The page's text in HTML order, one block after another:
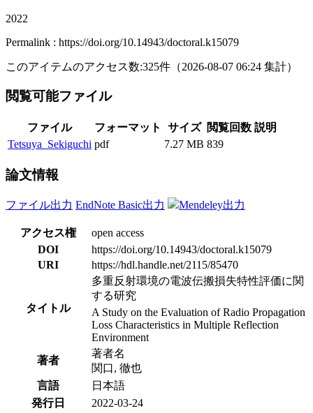
2022
Permalink : https://doi.org/10.14943/doctoral.k15079
このアイテムのアクセス数:325件 （2026-08-07 06:24 集計）
閲覧可能ファイル
ファイル フォーマット サイズ 閲覧回数 説明
Tetsuya_Sekiguchi pdf 7.27 MB 839
論文情報
ファイル出力 EndNote Basic出力 Mendeley出力
アクセス権
open access
DOI
https://doi.org/10.14943/doctoral.k15079
URI
https://hdl.handle.net/2115/85470
タイトル
多重反射環境の電波伝搬損失特性評価に関
する研究
A Study on the Evaluation of Radio Propagation
Loss Characteristics in Multiple Reflection
Environment
著者
著者名
関口, 徹也
言語
日本語
発行日
2022-03-24